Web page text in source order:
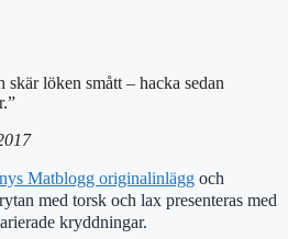
skär löken smått – hacka sedan
Matblogg originalinlägg och
med torsk och lax presenteras med
kryddningar.